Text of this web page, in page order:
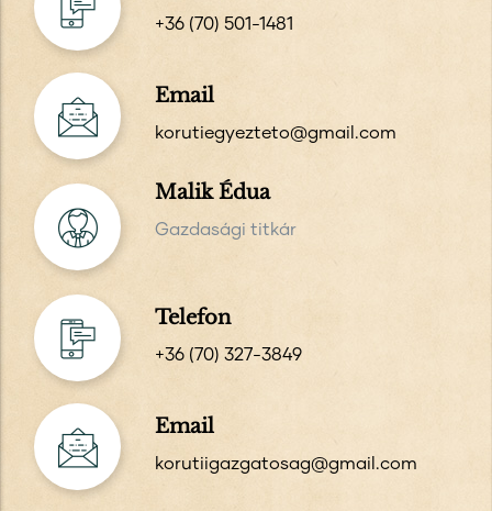
+36 (70) 501-1481
Email
korutiegyezteto@gmail.com
Malik Édua
Gazdasági titkár
Telefon
+36 (70) 327-3849
Email
korutiigazgatosag@gmail.com